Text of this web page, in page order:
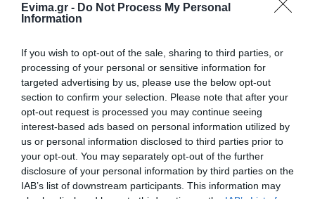
Evima.gr - Do Not Process My Personal
Information
If you wish to opt-out of the sale, sharing to third parties, or
processing of your personal or sensitive information for
targeted advertising by us, please use the below opt-out
section to confirm your selection. Please note that after your
opt-out request is processed you may continue seeing
interest-based ads based on personal information utilized by
us or personal information disclosed to third parties prior to
your opt-out. You may separately opt-out of the further
disclosure of your personal information by third parties on the
IAB’s list of downstream participants. This information may
Έρχεται η παράσταση ο «Μικρός
Πρίγκιπας» στην Εύβοια – Που θα παιχτεί
19.05.2025 | 13:45